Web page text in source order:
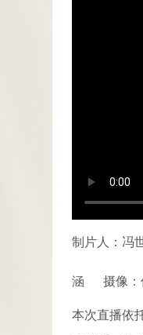
制片人：冯
涵 摄像
本次直播依